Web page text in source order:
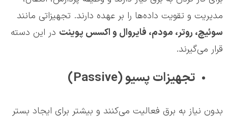
مدیریت و تقویت داده‌ها را بر عهده دارند. تجهیزاتی مانند
سوئیچ، روتر، مودم، فایروال و اکسس پوینت در این دسته
قرار می‌گیرند.
تجهیزات پسیو (Passive)
بدون نیاز به برق فعالیت می‌کنند و بیشتر برای ایجاد بستر